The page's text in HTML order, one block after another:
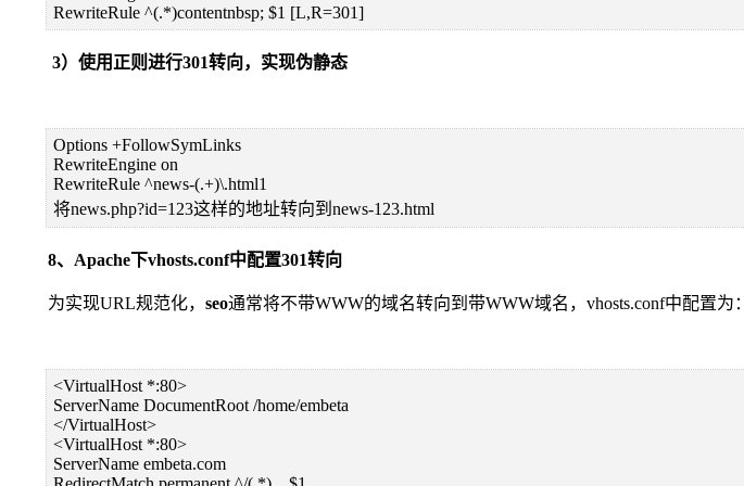
RewriteRule ^(.*)contentnbsp; $1 [L,R=301]
3）使用正则进行301转向，实现伪静态
Options +FollowSymLinks
RewriteEngine on
RewriteRule ^news-(.+)\.html1
将news.php?id=123这样的地址转向到news-123.html
8、Apache下vhosts.conf中配置301转向
为实现URL规范化， seo通常将不带WWW的域名转向到带WWW域名，vhosts.conf中配置为：
<VirtualHost *:80>
ServerName DocumentRoot /home/embeta
</VirtualHost>
<VirtualHost *:80>
ServerName embeta.com